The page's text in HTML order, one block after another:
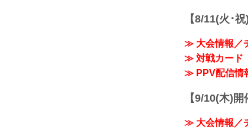
【8/11(火･
≫ 大会情報／
≫ 対戦カード
≫ PPV配信情
【9/10(木)
≫ 大会情報／